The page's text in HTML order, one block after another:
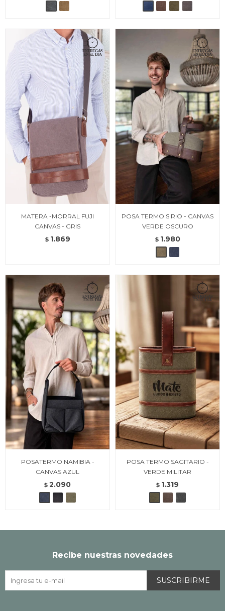
MATERA -MORRAL FUJI
CANVAS - GRIS
$ 1.869
POSA TERMO SIRIO - CANVAS
VERDE OSCURO
$ 1.980
POSATERMO NAMIBIA -
CANVAS AZUL
$ 2.090
POSA TERMO SAGITARIO -
VERDE MILITAR
$ 1.319
Recibe nuestras novedades
SUSCRIBIRME